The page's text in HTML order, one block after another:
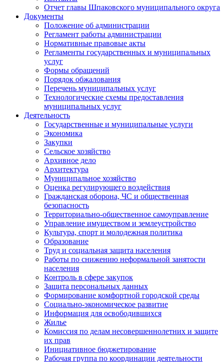
Отчет главы Шпаковского муниципального округа
Документы
Положение об администрации
Регламент работы администрации
Нормативные правовые акты
Регламенты государственных и муниципальных
услуг
Формы обращений
Порядок обжалования
Перечень муниципальных услуг
Технологические схемы предоставления
муниципальных услуг
Деятельность
Государственные и муниципальные услуги
Экономика
Закупки
Сельское хозяйство
Архивное дело
Архитектура
Муниципальное хозяйство
Оценка регулирующего воздействия
Гражданская оборона, ЧС и общественная
безопасность
Территориально-общественное самоуправление
Управление имуществом и землеустройство
Культура, спорт и молодежная политика
Образование
Труд и социальная защита населения
Работы по снижению неформальной занятости
населения
Контроль в сфере закупок
Защита персональных данных
Формирование комфортной городской среды
Социально-экономическое развитие
Информация для освободившихся
Жилье
Комиссия по делам несовершеннолетних и защите
их прав
Инициативное бюджетирование
Рабочая группа по координации деятельности